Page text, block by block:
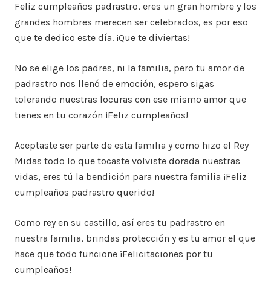
Feliz cumpleaños padrastro, eres un gran hombre y los
grandes hombres merecen ser celebrados, es por eso
que te dedico este día. ¡Que te diviertas!
No se elige los padres, ni la familia, pero tu amor de
padrastro nos llenó de emoción, espero sigas
tolerando nuestras locuras con ese mismo amor que
tienes en tu corazón ¡Feliz cumpleaños!
Aceptaste ser parte de esta familia y como hizo el Rey
Midas todo lo que tocaste volviste dorada nuestras
vidas, eres tú la bendición para nuestra familia ¡Feliz
cumpleaños padrastro querido!
Como rey en su castillo, así eres tu padrastro en
nuestra familia, brindas protección y es tu amor el que
hace que todo funcione ¡Felicitaciones por tu
cumpleaños!